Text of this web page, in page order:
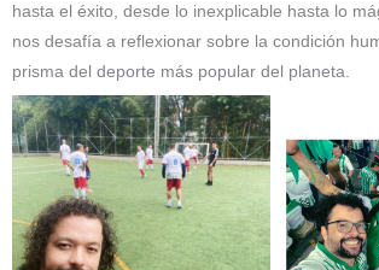
hasta el éxito, desde lo inexplicable hasta lo
nos desafía a reflexionar sobre la condición
prisma del deporte más popular del planeta.